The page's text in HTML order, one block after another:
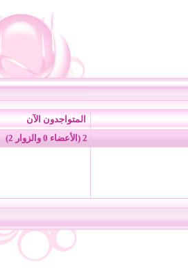
المتواجدون الآن
2 (الأعضاء 0 والزوار 2)